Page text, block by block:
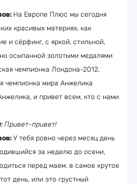
На Европе Плюс мы сегодня
красивых материях, как
и сёрфинг, с яркой, стильной,
осыпанной золотыми медалями
чемпионка Лондона-2012,
чемпионка мира Анжелика
и привет всем, кто с нами
Привет-привет!
У тебя ровно через месяц день
за неделю до осени,
перед маем, в самое крутое
день, или это грустный